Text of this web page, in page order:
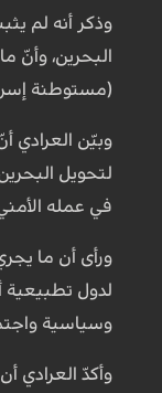
وذكر أنه لم
البحرين، وأنّ
(مستوطنة
وبيّن العرادي
لتحويل
في عمله
ورأى أن ما
لدول تطبيعية
وسياسية
وأكدّ العرادي أن